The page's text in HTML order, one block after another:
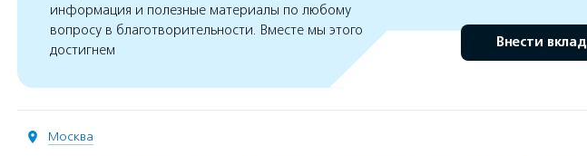
информация и полезные материалы по любому
вопросу в благотворительности. Вместе мы этого
достигнем
Внести вклад
Москва